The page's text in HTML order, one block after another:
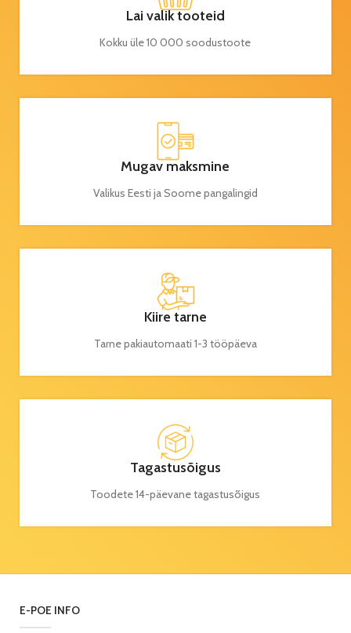
Lai valik tooteid
Kokku üle 10 000 soodustoote
Mugav maksmine
Valikus Eesti ja Soome pangalingid
Kiire tarne
Tarne pakiautomaati 1-3 tööpäeva
Tagastusõigus
Toodete 14-päevane tagastusõigus
E-POE INFO